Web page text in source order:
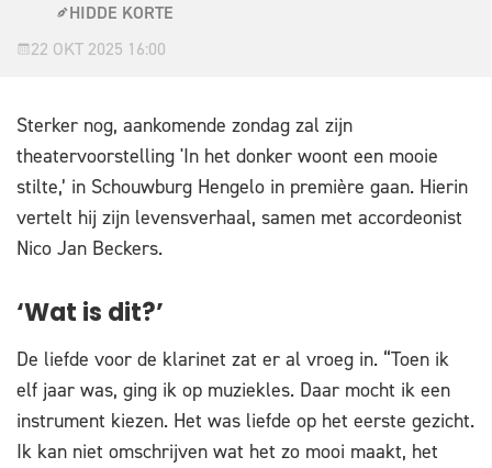
HIDDE KORTE
22 OKT 2025 16:00
Sterker nog, aankomende zondag zal zijn
theatervoorstelling 'In het donker woont een mooie
stilte,’ in Schouwburg Hengelo in première gaan. Hierin
vertelt hij zijn levensverhaal, samen met accordeonist
Nico Jan Beckers.
‘Wat is dit?’
De liefde voor de klarinet zat er al vroeg in. “Toen ik
elf jaar was, ging ik op muziekles. Daar mocht ik een
instrument kiezen. Het was liefde op het eerste gezicht.
Ik kan niet omschrijven wat het zo mooi maakt, het